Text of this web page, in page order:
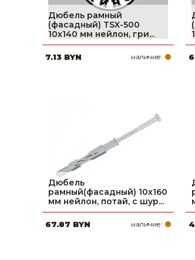
Дюбель рамный
(фасадный) TSX-500
10х140 мм нейлон, гри...
7.13 BYN наличие:
Дюбель
рамный(фасадный) 10х160
мм нейлон, потай, с шур...
67.87 BYN наличие: